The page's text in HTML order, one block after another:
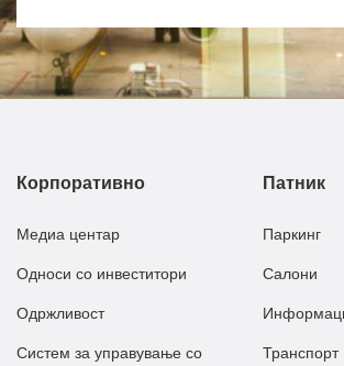
Корпоративно
Медиа центар
Односи со инвеститори
Одржливост
Систем за управување со
Патник
Паркинг
Салони
Транспорт